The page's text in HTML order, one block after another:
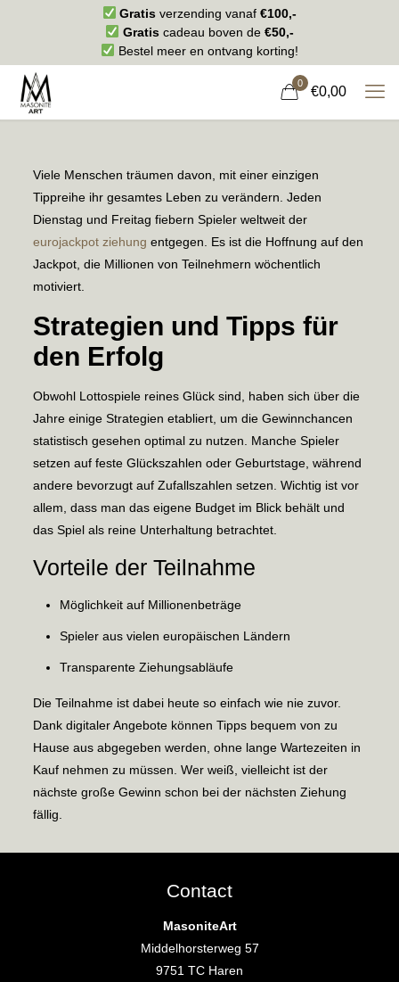
Gratis verzending vanaf€100,-
Gratiscadeau boven de €50,-
Bestel meer en ontvang korting!
0
€0,00
Viele Menschen träumen davon, mit einer einzigen
Tippreihe ihr gesamtes Leben zu verändern. Jeden
Dienstag und Freitag fiebern Spieler weltweit der
eurojackpot ziehung entgegen. Es ist die Hoffnung auf den
Jackpot, die Millionen von Teilnehmern wöchentlich
motiviert.
Strategien und Tipps für
den Erfolg
Obwohl Lottospiele reines Glück sind, haben sich über die
Jahre einige Strategien etabliert, um die Gewinnchancen
statistisch gesehen optimal zu nutzen. Manche Spieler
setzen auf feste Glückszahlen oder Geburtstage, während
andere bevorzugt auf Zufallszahlen setzen. Wichtig ist vor
allem, dass man das eigene Budget im Blick behält und
das Spiel als reine Unterhaltung betrachtet.
Vorteile der Teilnahme
Möglichkeit auf Millionenbeträge
Spieler aus vielen europäischen Ländern
Transparente Ziehungsabläufe
Die Teilnahme ist dabei heute so einfach wie nie zuvor.
Dank digitaler Angebote können Tipps bequem von zu
Hause aus abgegeben werden, ohne lange Wartezeiten in
Kauf nehmen zu müssen. Wer weiß, vielleicht ist der
nächste große Gewinn schon bei der nächsten Ziehung
fällig.
Contact
MasoniteArt
Middelhorsterweg 57
9751 TC Haren